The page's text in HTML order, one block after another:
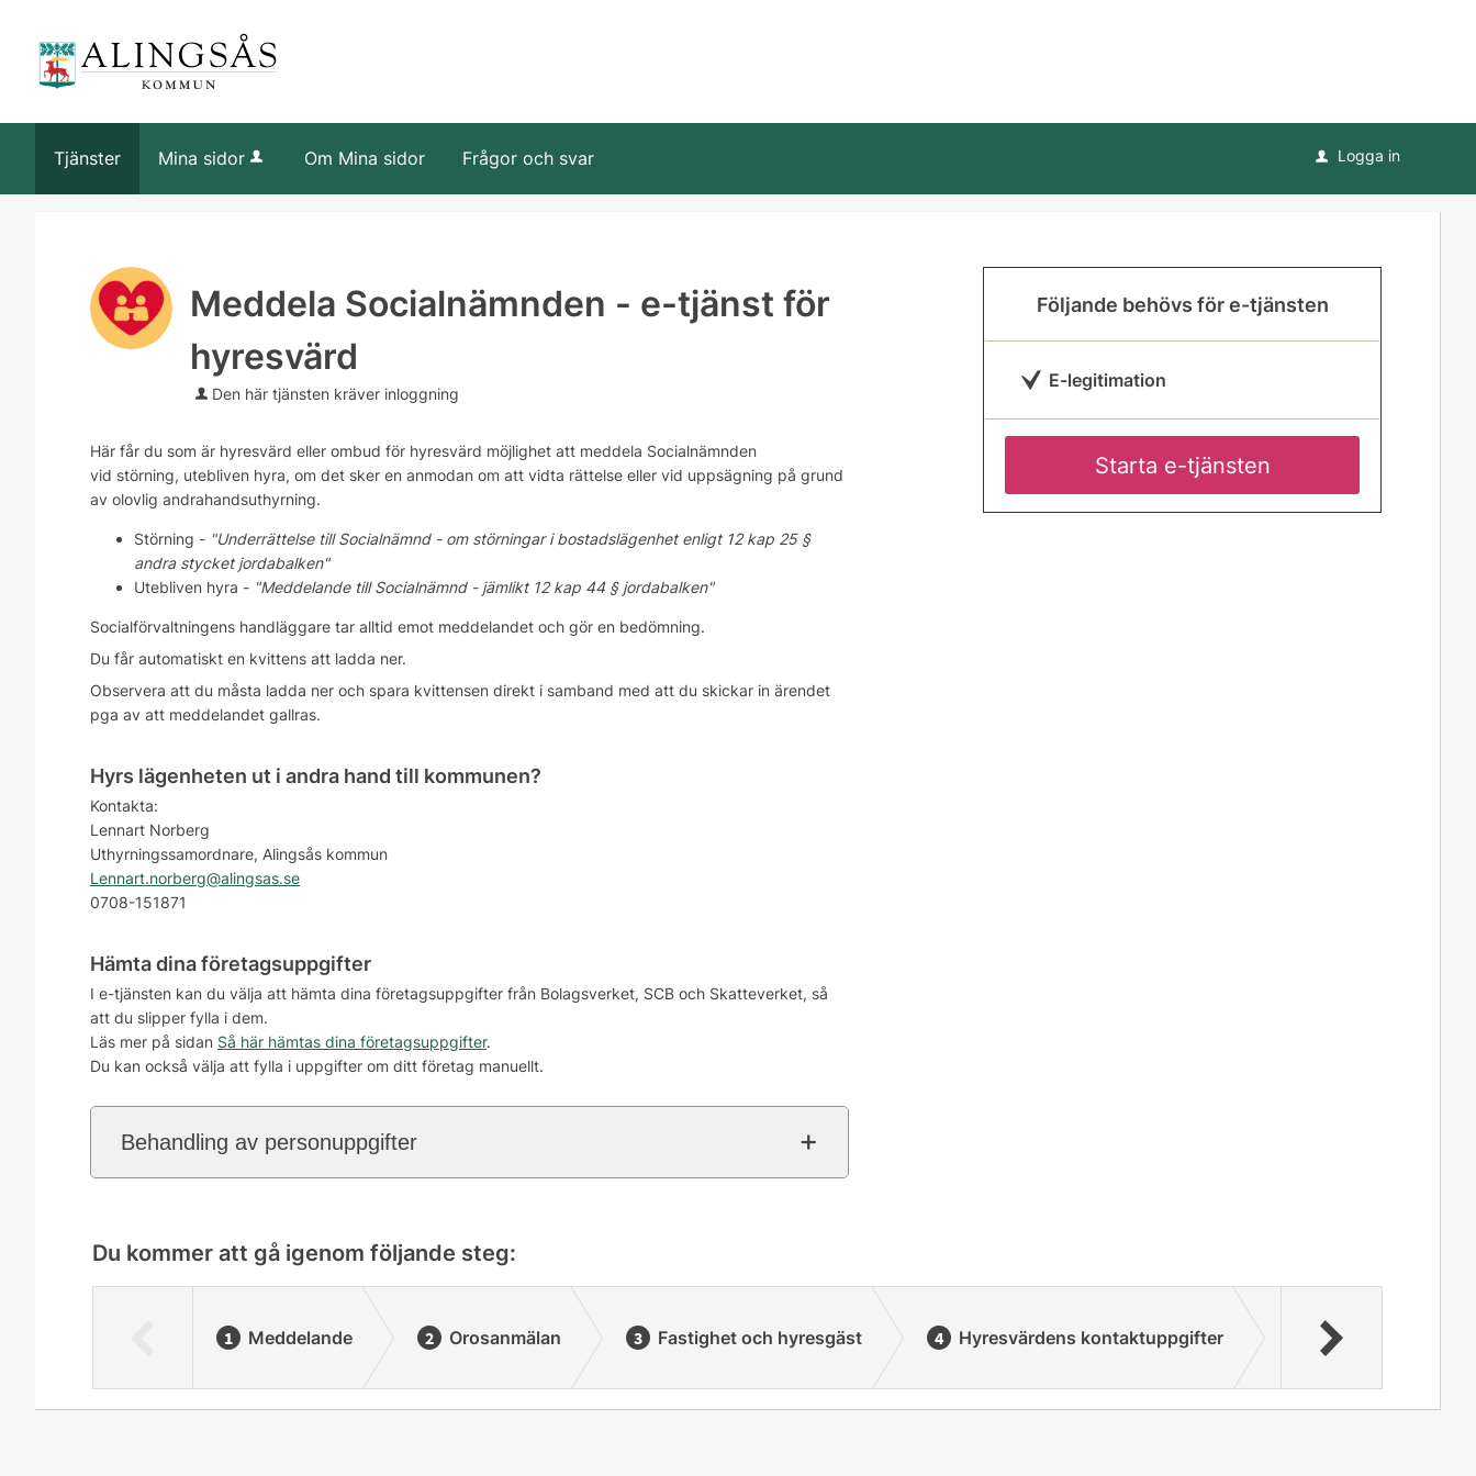
Tjänster Mina sidor Om Mina sidor Frågor och svar u Logga in
Meddela Socialnämnden - e-tjänst för
hyresvärd
Den här tjänsten kräver inloggning
Här får du som är hyresvärd eller ombud för hyresvärd möjlighet att meddela Socialnämnden
vid störning, utebliven hyra, om det sker en anmodan om att vidta rättelse eller vid uppsägning på grund
av olovlig andrahandsuthyrning.
Störning - "Underrättelse till Socialnämnd - om störningar i bostadslägenhet enligt 12 kap 25 §
andra stycket jordabalken"
Utebliven hyra - "Meddelande till Socialnämnd - jämlikt 12 kap 44 § jordabalken"
Socialförvaltningens handläggare tar alltid emot meddelandet och gör en bedömning.
Du får automatiskt en kvittens att ladda ner.
Observera att du måsta ladda ner och spara kvittensen direkt i samband med att du skickar in ärendet
pga av att meddelandet gallras.
Hyrs lägenheten ut i andra hand till kommunen?
Kontakta:
Lennart Norberg
Uthyrningssamordnare, Alingsås kommun
Lennart.norberg@alingsas.se
0708-151871
Hämta dina företagsuppgifter
I e-tjänsten kan du välja att hämta dina företagsuppgifter från Bolagsverket, SCB och Skatteverket, så
att du slipper fylla i dem.
Läs mer på sidan Så här hämtas dina företagsuppgifter.
Du kan också välja att fylla i uppgifter om ditt företag manuellt.
Behandling av personuppgifter
Följande behövs för e-tjänsten
E-legitimation
Starta e-tjänsten
Du kommer att gå igenom följande steg:
Meddelande Orosanmälan Fastighet och hyresgäst Hyresvärdens kontaktuppgifter Signera och